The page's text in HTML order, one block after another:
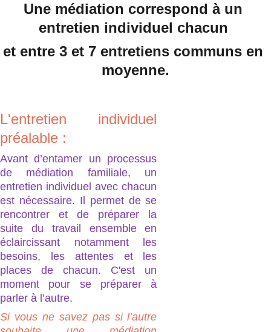
L'entretien individuel
préalable :
Avant d’entamer un processus
de médiation familiale, un
entretien individuel avec chacun
est nécessaire. Il permet de se
rencontrer et de préparer la
suite du travail ensemble en
éclaircissant notamment les
besoins, les attentes et les
places de chacun. C'est un
moment pour se préparer à
parler à l’autre.
Si vous ne savez pas si l’autre
Une médiation correspond à un
entretien individuel chacun
et entre 3 et 7 entretiens communs en
moyenne.